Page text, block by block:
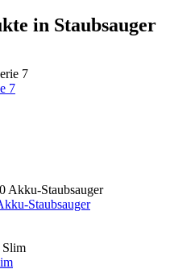
in Staubsauger
7
Staubsauger